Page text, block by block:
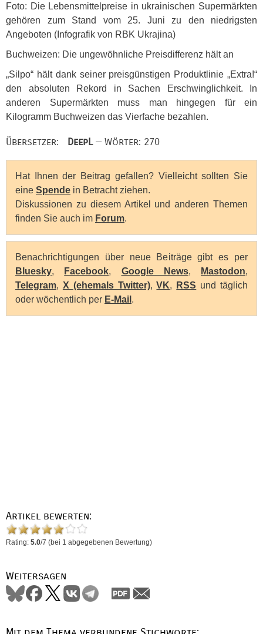
Foto: Die Lebensmittelpreise in ukrainischen Supermärkten
gehören zum Stand vom 25. Juni zu den niedrigsten
Angeboten (Infografik von RBK Ukrajina)
Buchweizen: Die ungewöhnliche Preisdifferenz hält an
„Silpo“ hält dank seiner preisgünstigen Produktlinie „Extra!“
den absoluten Rekord in Sachen Erschwinglichkeit. In
anderen Supermärkten muss man hingegen für ein
Kilogramm Buchweizen das Vierfache bezahlen.
Übersetzer: DeepL— Wörter: 270
Hat Ihnen der Beitrag gefallen? Vielleicht sollten Sie
eine Spende in Betracht ziehen.
Diskussionen zu diesem Artikel und anderen Themen
finden Sie auch im Forum.
Benachrichtigungen über neue Beiträge gibt es per
Bluesky, Facebook, Google News, Mastodon,
Telegram, X (ehemals Twitter),VK, RSS und täglich
oder wöchentlich per E-Mail .
Artikel bewerten:
Rating: 5.0/7 (bei 1 abgegebenen Bewertung)
Weitersagen